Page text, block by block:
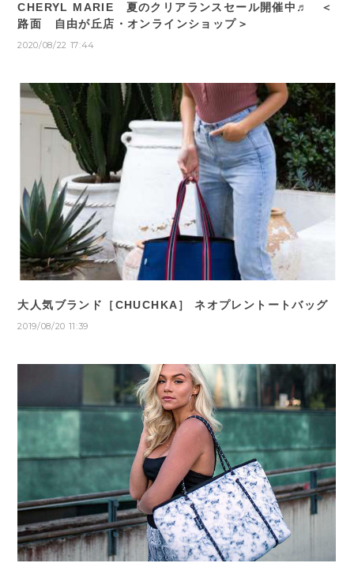
CHERYL MARIE 夏のクリアランスセール開催中♬ ＜
路面 自由が丘店・オンラインショップ＞
2020/08/22 17:44
大人気ブランド［CHUCHKA］ ネオプレントートバッグ
2019/08/20 11:39